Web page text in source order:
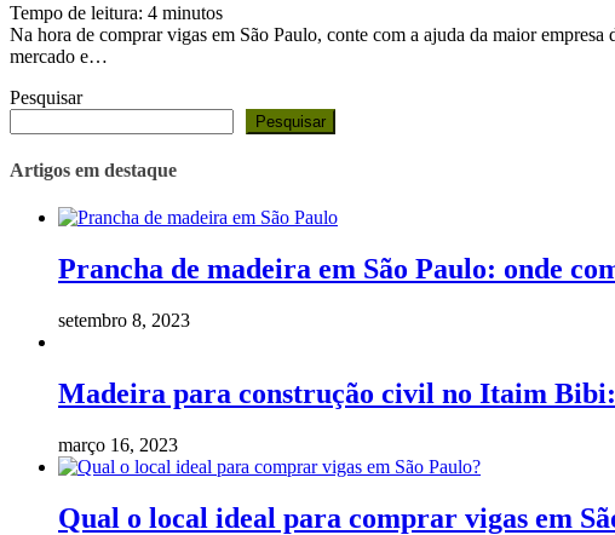
Tempo de leitura: 4 minutos
Na hora de comprar vigas em São Paulo, conte com a ajuda da maior
mercado e…
Pesquisar
Pesquisar
Artigos em destaque
Prancha de madeira em São Paulo: onde
setembro 8, 2023
Madeira para construção civil no Itaim Bibi:
março 16, 2023
Qual o local ideal para comprar vigas em